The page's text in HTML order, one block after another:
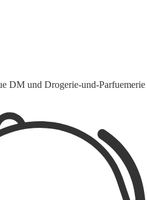
DM und Drogerie-und-Parfuemerie